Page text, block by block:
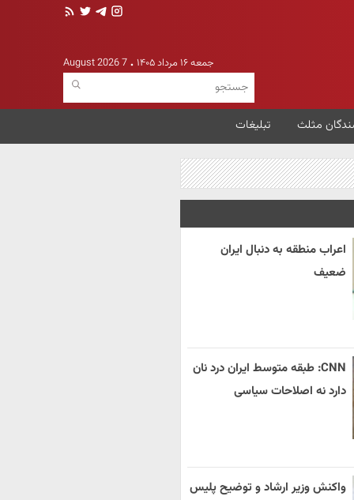
جمعه ۱۶ مرداد ۱۴۰۵ 7 August 2026
مثلث تبلیغات
اعراب منطقه به دنبال ایران
ضعیف
CNN: طبقه متوسط ایران درد نان
دارد نه اصلاحات سیاسی
واکنش وزیر ارشاد و توضیح پلیس